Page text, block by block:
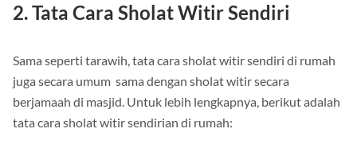
2. Tata Cara Sholat Witir Sendiri
Sama seperti tarawih, tata cara sholat witir sendiri di rumah
juga secara umum sama dengan sholat witir secara
berjamaah di masjid. Untuk lebih lengkapnya, berikut adalah
tata cara sholat witir sendirian di rumah: